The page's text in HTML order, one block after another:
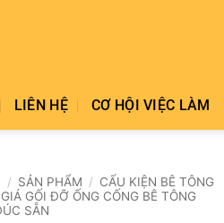
LIÊN HỆ CƠ HỘI VIỆC LÀM
/ SẢN PHẨM / CẤU KIỆN BÊ TÔNG
GIÁ GỐI ĐỠ ỐNG CỐNG BÊ TÔNG
SẴN